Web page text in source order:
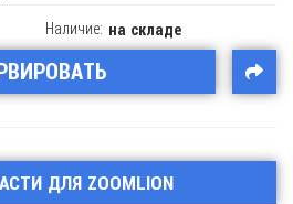
Наличие: на складе
ДЛЯ ZOOMLION